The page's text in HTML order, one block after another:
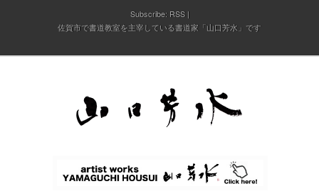
Subscribe: RSS
佐賀市で書道教室を主宰している書道家「山口芳水」です